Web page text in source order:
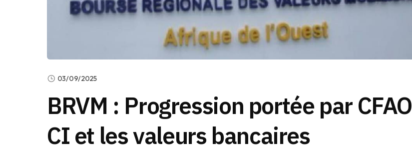
03/09/2025
BRVM : Progression portée par CFAO
CI et les valeurs bancaires